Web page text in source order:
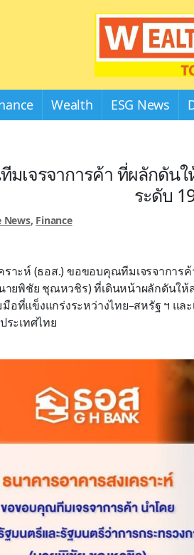
Wealth ESG News
เจรจาการค้า ที่ผลักดันใ
ระดับ
News, Finance
ราะห์ (ธอส.) ขอขอบคุณทีมเจรจาการ
ายพิชัย ชุณหวชิร) ที่เดินหน้าผลักดันให้
อที่แข็งแกร่งระหว่างไทย–สหรัฐ ฯ แล
ระเทศไทย